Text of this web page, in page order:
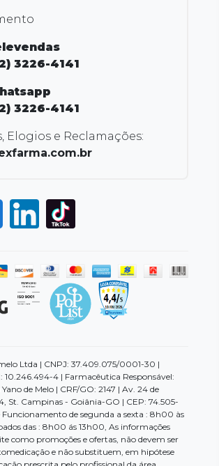
3226-4141
3226-4141
Elogios e Reclamações:
Ltda | CNPJ: 37.409.075/0001-30 |
10.246.494-4 | Farmacêutica Responsável:
de Melo | CRF/GO: 2147 | Av. 24 de
St. Campinas - Goiânia-GO | CEP: 74.505-
Funcionamento de segunda a sexta : 8h00 às
das : 8h00 ás 13h00, As informações
como promoções e ofertas, não devem ser
e não substituem, em hipótese